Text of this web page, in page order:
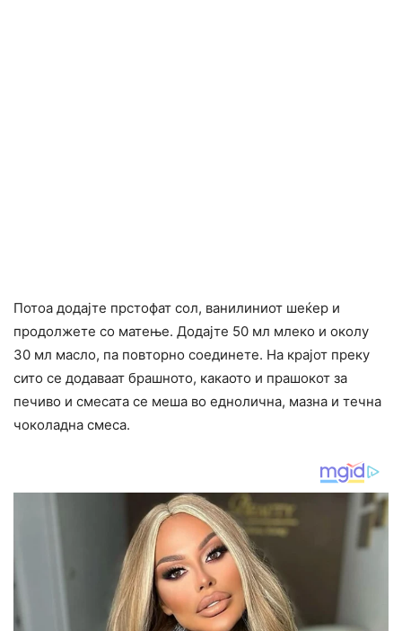
Потоа додајте прстофат сол, ванилиниот шеќер и
продолжете со матење. Додајте 50 мл млеко и околу
30 мл масло, па повторно соединете. На крајот преку
сито се додаваат брашното, какаото и прашокот за
печиво и смесата се меша во еднолична, мазна и течна
чоколадна смеса.